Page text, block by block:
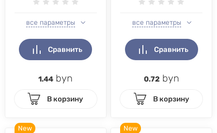
все параметры
Сравнить
1.44 byn
В корзину
все параметры
Сравнить
0.72 byn
В корзину
New
New